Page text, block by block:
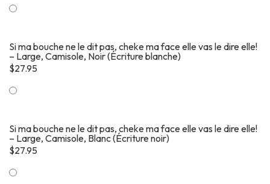
Si ma bouche ne le dit pas, cheke ma face elle vas le dire elle!
– Large, Camisole, Noir (Écriture blanche)
$27.95
Si ma bouche ne le dit pas, cheke ma face elle vas le dire elle!
– Large, Camisole, Blanc (Écriture noir)
$27.95